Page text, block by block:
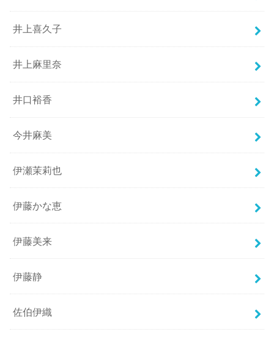
井上喜久子
井上麻里奈
井口裕香
今井麻美
伊瀬茉莉也
伊藤かな恵
伊藤美来
伊藤静
佐伯伊織